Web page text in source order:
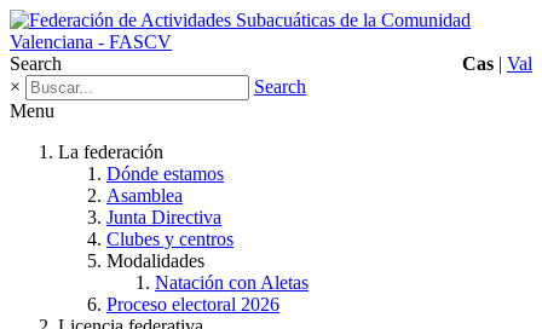
Search Cas | Val
×
Search
Menu
La federación
Dónde estamos
Asamblea
Junta Directiva
Clubes y centros
Modalidades
Natación con Aletas
Proceso electoral 2026